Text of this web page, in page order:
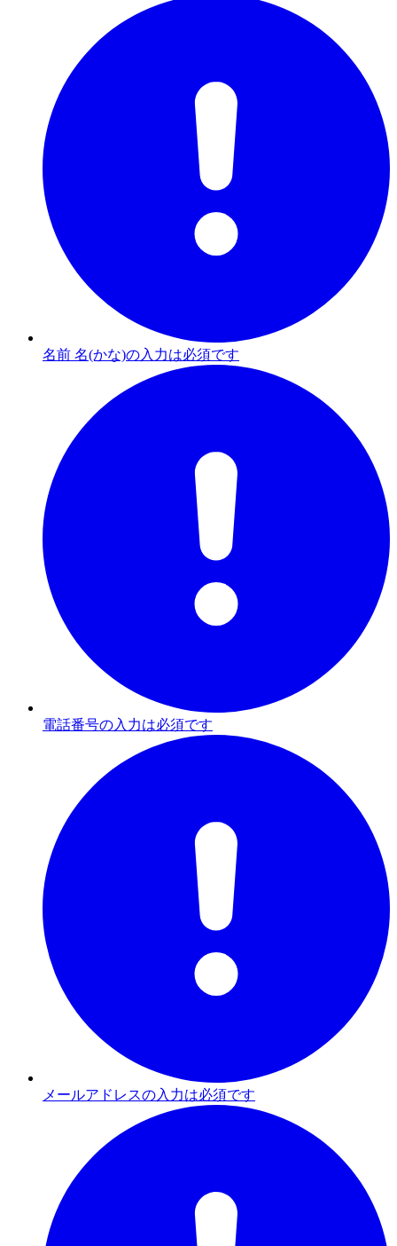
名前 名(かな)の入力は必須です
電話番号の入力は必須です
メールアドレスの入力は必須です